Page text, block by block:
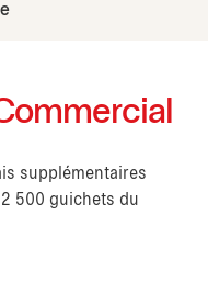
supplémentaires
500 guichets du